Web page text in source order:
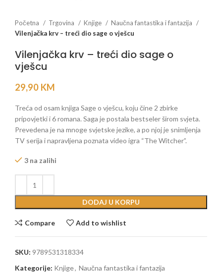
Početna Trgovina Knjige
Naučna fantastika i fantazija
Vilenjačka krv – treći dio sage o vješcu
Vilenjačka krv – treći dio sage o
vješcu
29,90 KM
Treća od osam knjiga Sage o vješcu, koju čine 2 zbirke
pripovjetki i 6 romana. Saga je postala bestseler širom svjeta.
Prevedena je na mnoge svjetske jezike, a po njoj je snimljenja
TV serija i napravljena poznata video igra “The Witcher”.
3 na zalihi
DODAJ U KORPU
Compare Add to wishlist
SKU: 9789531318334
Kategorije: Knjige, Naučna fantastika i fantazija